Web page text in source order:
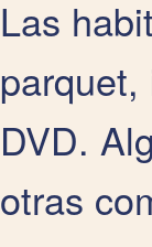
Las
DVD.
otras